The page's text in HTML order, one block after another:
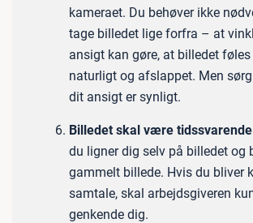
kameraet. Du behøver ikke
tage billedet lige forfra – at
ansigt kan gøre, at billedet føles
naturligt og afslappet. Men
dit ansigt er synligt.
Billedet skal være
du ligner dig selv på billedet og
gammelt billede. Hvis du bliver
samtale, skal arbejdsgiveren
genkende dig.